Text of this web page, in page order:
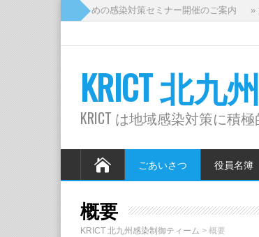
スタッフのための感染対策セミナー開催のご案内 » 第29
KRICT 北
KRICT は地域感染対策に積
ごあいさつ 役員名簿
概要
KRICT 北九州感染制御ティーム > 概要